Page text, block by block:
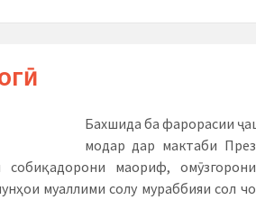
Бахшида ба фарорасии
модар дар мактаби
маориф,
муаллими солу мураббияи сол